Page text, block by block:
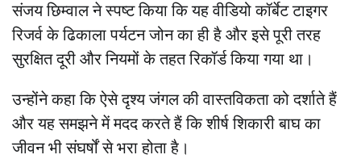
संजय छिम्वाल ने स्पष्ट किया कि यह वीडियो कॉर्बेट टाइगर
रिजर्व के ढिकाला पर्यटन जोन का ही है और इसे पूरी तरह
सुरक्षित दूरी और नियमों के तहत रिकॉर्ड किया गया था।
उन्होंने कहा कि ऐसे दृश्य जंगल की वास्तविकता को दर्शाते हैं
और यह समझने में मदद करते हैं कि शीर्ष शिकारी बाघ का
जीवन भी संघर्षों से भरा होता है।